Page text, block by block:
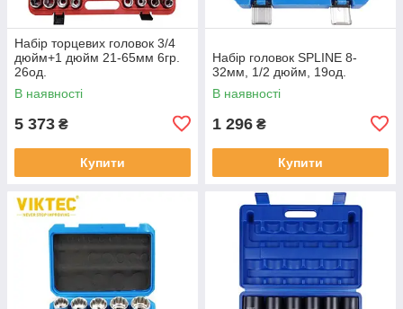
Набір торцевих головок 3/4
дюйм+1 дюйм 21-65мм 6гр.
26од.
В наявності
5 373 ₴
Купити
Набір головок SPLINE 8-
32мм, 1/2 дюйм, 19од.
В наявності
1 296 ₴
Купити